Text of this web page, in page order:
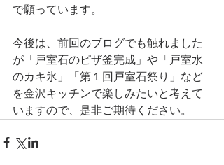
で願っています。
今後は、前回のブログでも触れました
が「戸室石のピザ釜完成」や「戸室水
のカキ氷」「第１回戸室石祭り」など
を金沢キッチンで楽しみたいと考えて
いますので、是非ご期待ください。